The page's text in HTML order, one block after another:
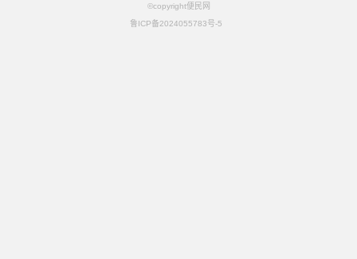
©copyright便民网
鲁ICP备2024055783号-5